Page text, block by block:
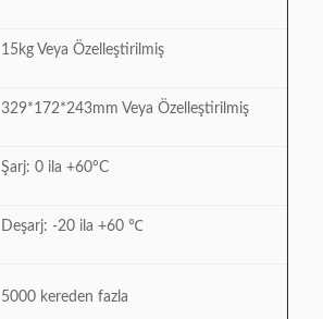
15kg Veya Özelleştirilmiş
329*172*243mm Veya Özelleştirilmiş
Şarj: 0 ila +60°C
Deşarj: -20 ila +60 ℃
5000 kereden fazla